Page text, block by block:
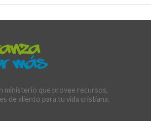
ministerio que provee recursos,
de aliento para tu vida cristiana.